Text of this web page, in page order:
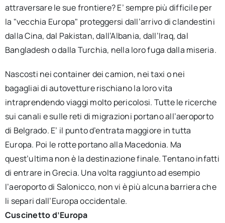
attraversare le sue frontiere? E’ sempre più difficile per
la "vecchia Europa" proteggersi dall’arrivo di clandestini
dalla Cina, dal Pakistan, dall’Albania, dall’Iraq, dal
Bangladesh o dalla Turchia, nella loro fuga dalla miseria.
Nascosti nei container dei camion, nei taxi o nei
bagagliai di autovetture rischiano la loro vita
intraprendendo viaggi molto pericolosi. Tutte le ricerche
sui canali e sulle reti di migrazioni portano all’aeroporto
di Belgrado. E’ il punto d’entrata maggiore in tutta
Europa. Poi le rotte portano alla Macedonia. Ma
quest’ultima non è la destinazione finale. Tentano infatti
di entrare in Grecia. Una volta raggiunto ad esempio
l’aeroporto di Salonicco, non vi è più alcuna barriera che
li separi dall’Europa occidentale.
Cuscinetto d’Europa